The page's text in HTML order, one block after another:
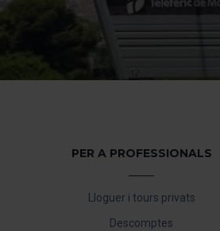
PER A PROFESSIONALS
Lloguer i tours privats
Descomptes